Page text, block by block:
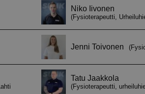
Toiminnalliset Luokittelemattomat
kuten käyttäjän kirjautumisen ja
evästeitä.
Päättymisaika
Kuvaus
Tätä evästettä käytetään
erottamaan ihmiset ja botit. Tämä
on hyödyllistä verkkosivustolle,